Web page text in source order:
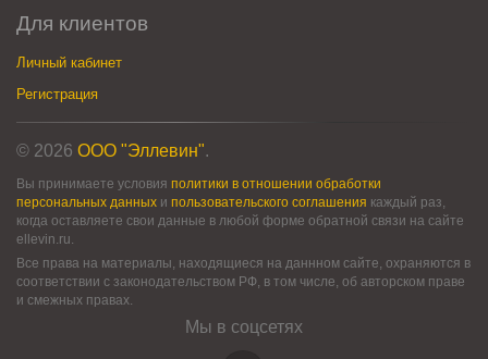
Для клиентов
Личный кабинет
Регистрация
© 2026 ООО "Эллевин".
Вы принимаете условия политики в отношении обработки
персональных данных и пользовательского соглашения каждый раз,
когда оставляете свои данные в любой форме обратной связи на сайте
ellevin.ru.
Все права на материалы, находящиеся на даннном сайте, охраняются в
соответствии с законодательством РФ, в том числе, об авторском праве
и смежных правах.
Мы в соцсетях